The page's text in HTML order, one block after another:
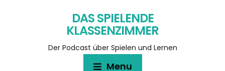
DAS SPIELENDE
KLASSENZIMMER
Der Podcast über Spielen und Lernen
Menu